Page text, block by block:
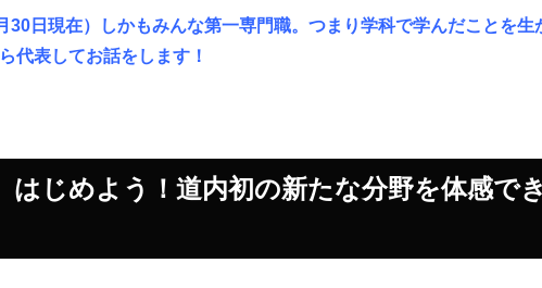
30日現在）しかもみんな第一専門職。つまり学科で学んだことを生
代表してお話をします！
はじめよう！道内初の新たな分野を体感で